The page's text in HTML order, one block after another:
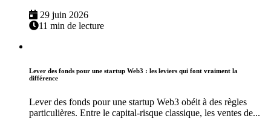
29 juin 2026
11 min de lecture
Lever des fonds pour une startup Web3 : les leviers qui font vraiment la
différence
Lever des fonds pour une startup Web3 obéit à des règles
particulières. Entre le capital-risque classique, les ventes de...